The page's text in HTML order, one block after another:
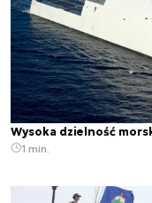
Wysoka dzielność
1 min.